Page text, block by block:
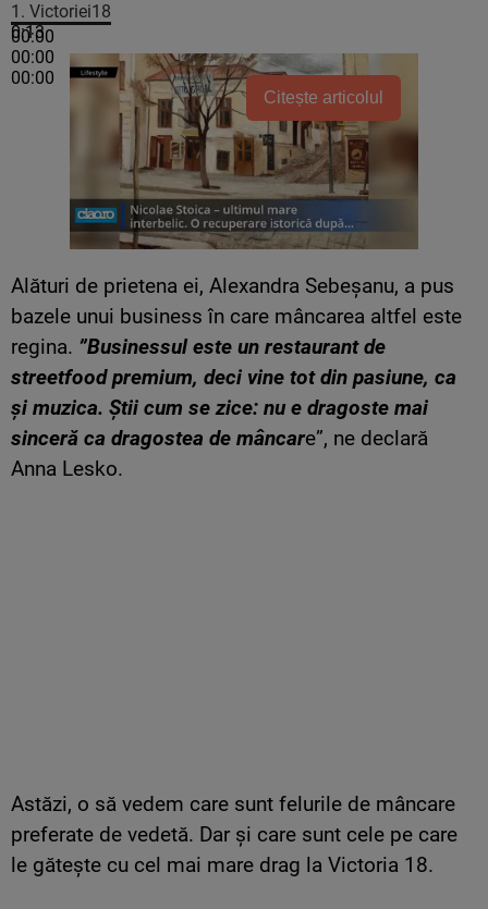
00:00
00:00
00:00
1. Victoriei18
0:13
Citește articolul
Alături de prietena ei, Alexandra Sebeşanu, a pus
bazele unui business în care mâncarea altfel este
regina. ”Businessul este un restaurant de
streetfood premium, deci vine tot din pasiune, ca
și muzica. Știi cum se zice: nu e dragoste mai
sinceră ca dragostea de mâncare”, ne declară
Anna Lesko.
Astăzi, o să vedem care sunt felurile de mâncare
preferate de vedetă. Dar și care sunt cele pe care
le gătește cu cel mai mare drag la Victoria 18.